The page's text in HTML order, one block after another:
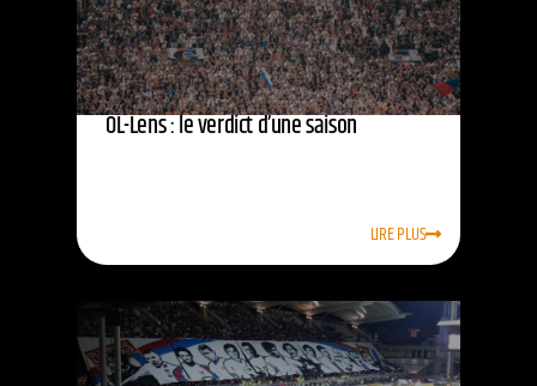
OL-Lens : le verdict d’une saison
LIRE PLUS